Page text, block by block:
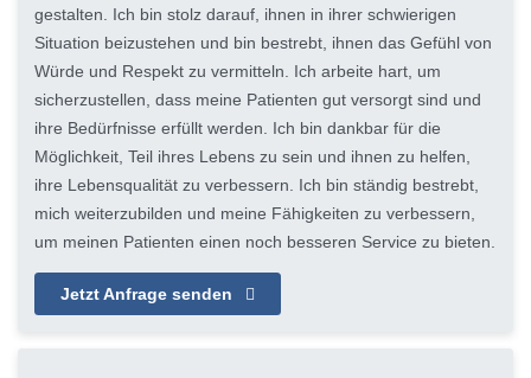
gestalten. Ich bin stolz darauf, ihnen in ihrer schwierigen
Situation beizustehen und bin bestrebt, ihnen das Gefühl von
Würde und Respekt zu vermitteln. Ich arbeite hart, um
sicherzustellen, dass meine Patienten gut versorgt sind und
ihre Bedürfnisse erfüllt werden. Ich bin dankbar für die
Möglichkeit, Teil ihres Lebens zu sein und ihnen zu helfen,
ihre Lebensqualität zu verbessern. Ich bin ständig bestrebt,
mich weiterzubilden und meine Fähigkeiten zu verbessern,
um meinen Patienten einen noch besseren Service zu bieten.
Jetzt Anfrage senden